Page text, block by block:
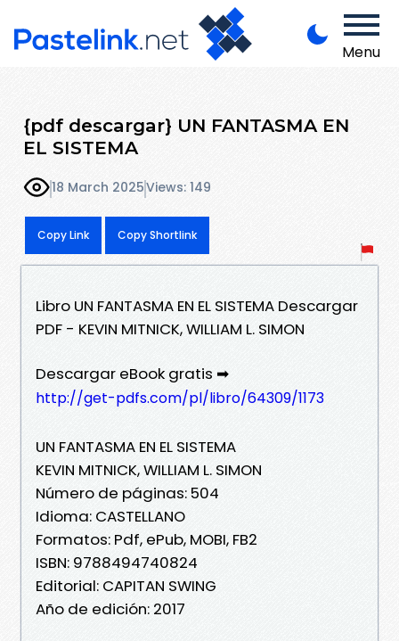
Menu
{pdf descargar} UN FANTASMA EN
EL SISTEMA
18 March 2025Views: 149
Copy Link Copy Shortlink
Libro UN FANTASMA EN EL SISTEMA Descargar
PDF - KEVIN MITNICK, WILLIAM L. SIMON
Descargar eBook gratis ➡
http://get-pdfs.com/pl/libro/64309/1173
UN FANTASMA EN EL SISTEMA
KEVIN MITNICK, WILLIAM L. SIMON
Número de páginas: 504
Idioma: CASTELLANO
Formatos: Pdf, ePub, MOBI, FB2
ISBN: 9788494740824
Editorial: CAPITAN SWING
Año de edición: 2017